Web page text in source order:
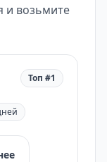
и возьмите
Топ #1